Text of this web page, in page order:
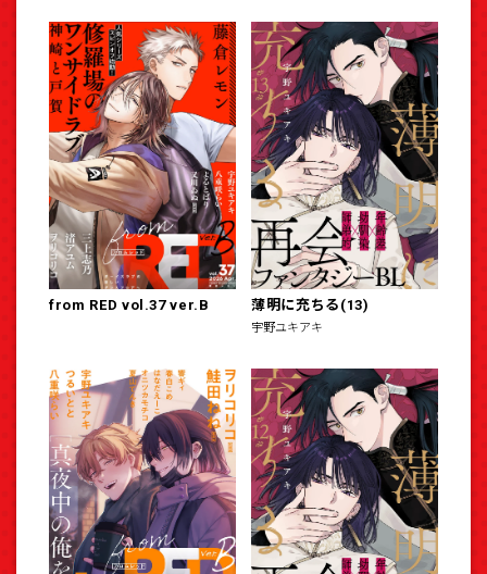
from RED vol.37 ver.B 薄明に充ちる(13)
宇野ユキアキ